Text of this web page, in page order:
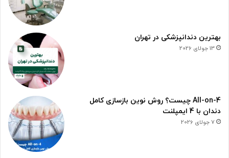
بهترین دندانپزشکی در تهران
13 جولای 2026
All-on-4 چیست؟ روش نوین بازسازی کامل
دندان با 4 ایمپلنت
7 جولای 2026